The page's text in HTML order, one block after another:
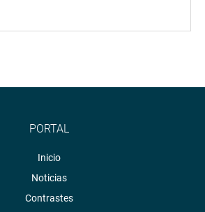
PORTAL
Inicio
Noticias
Contrastes